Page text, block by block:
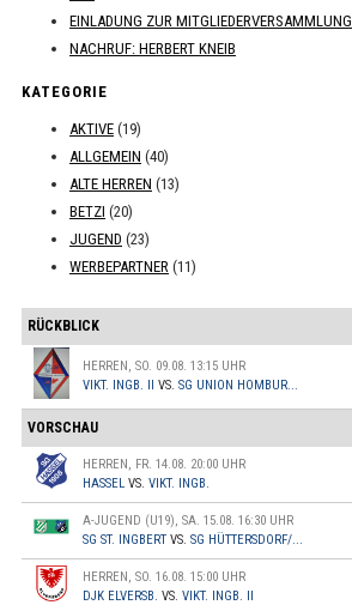
EINLADUNG ZUR MITGLIEDERVERSAMMLUNG
NACHRUF: HERBERT KNEIB
KATEGORIE
AKTIVE (19)
ALLGEMEIN (40)
ALTE HERREN (13)
BETZI (20)
JUGEND (23)
WERBEPARTNER (11)
RÜCKBLICK
HERREN, SO. 09.08. 13:15 UHR
VIKT. INGB. II VS. SG UNION HOMBUR...
VORSCHAU
HERREN, FR. 14.08. 20:00 UHR
HASSEL VS. VIKT. INGB.
A-JUGEND (U19), SA. 15.08. 16:30 UHR
SG ST. INGBERT VS. SG HÜTTERSDORF/...
HERREN, SO. 16.08. 15:00 UHR
DJK ELVERSB. VS. VIKT. INGB. II